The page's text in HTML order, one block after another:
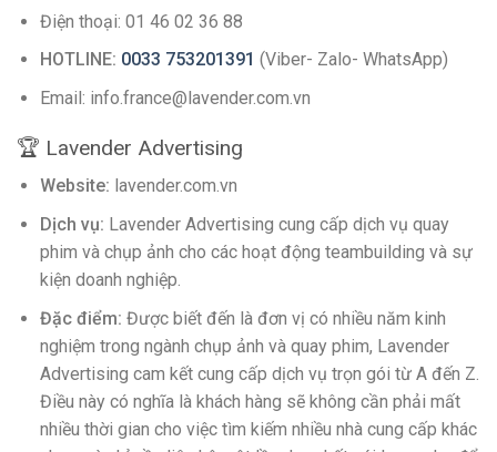
Điện thoại: 01 46 02 36 88
HOTLINE: 0033 753201391 (Viber- Zalo- WhatsApp)
Email: info.france@lavender.com.vn
🏆 Lavender Advertising
Website: lavender.com.vn
Dịch vụ: Lavender Advertising cung cấp dịch vụ quay
phim và chụp ảnh cho các hoạt động teambuilding và sự
kiện doanh nghiệp.
Đặc điểm: Được biết đến là đơn vị có nhiều năm kinh
nghiệm trong ngành chụp ảnh và quay phim, Lavender
Advertising cam kết cung cấp dịch vụ trọn gói từ A đến Z.
Điều này có nghĩa là khách hàng sẽ không cần phải mất
nhiều thời gian cho việc tìm kiếm nhiều nhà cung cấp khác